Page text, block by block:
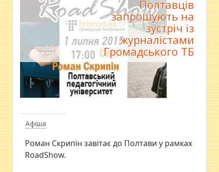
Афіша
Полтавців
запрошують на
зустріч із
журналістами
Громадського ТБ
Роман Скрипін завітає до Полтави у рамках
RoadShow.